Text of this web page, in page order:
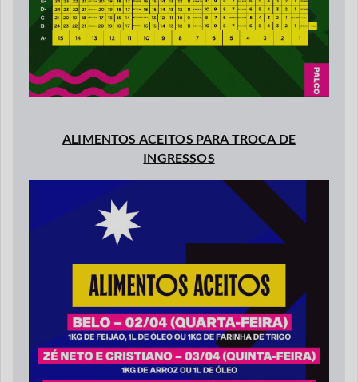
ALIMENTOS ACEITOS PARA TROCA DE
INGRESSOS